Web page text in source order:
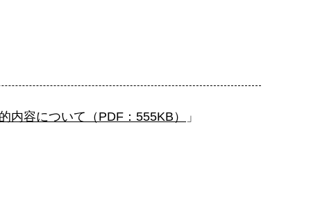
容について（PDF：555KB） 」